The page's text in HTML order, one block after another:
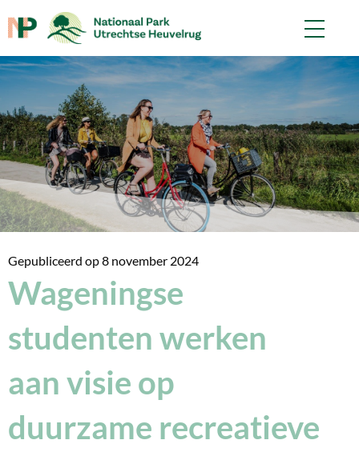
Gepubliceerd op8 november 2024
Wageningse
studenten werken
aan visie op
duurzame recreatieve